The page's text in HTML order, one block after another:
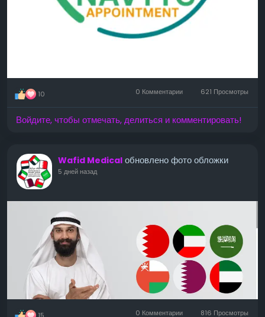
10 0 Комментарии 621 Просмотры
Войдите, чтобы отмечать, делиться и комментировать!
Wafid Medical обновлено фото обложки
5 дней назад
0 Комментарии 816 Просмотры